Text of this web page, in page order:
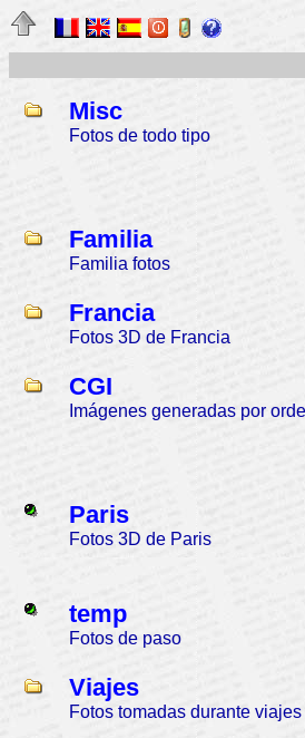
Misc
Fotos de todo tipo
Familia
Familia fotos
Francia
Fotos 3D de Francia
CGI
Imágenes generadas por
Paris
Fotos 3D de Paris
temp
Fotos de paso
Viajes
Fotos tomadas durante viajes